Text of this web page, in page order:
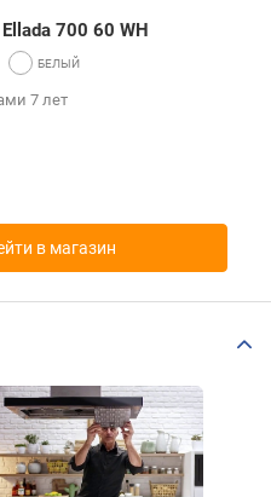
700 60 WH
7 лет
в магазин